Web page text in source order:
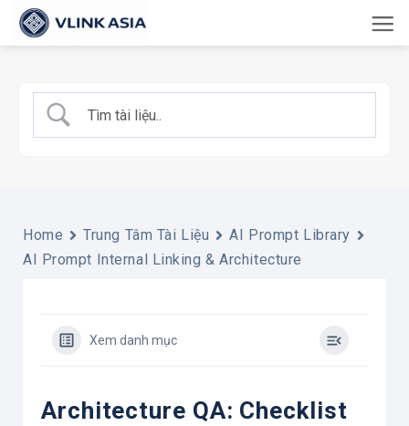
qua
dung
Home Trung Tâm Tài Liệu
AI Prompt Library
AI Prompt Internal Linking & Architecture
Xem danh mục
Architecture QA: Checklist